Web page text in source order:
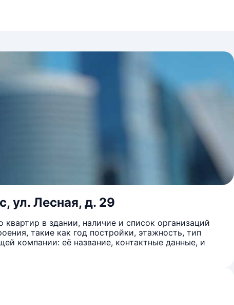
ул. Лесная, д. 29
в здании, наличие и список организаций
такие как год постройки, этажность, тип
компании: её название, контактные данные, и